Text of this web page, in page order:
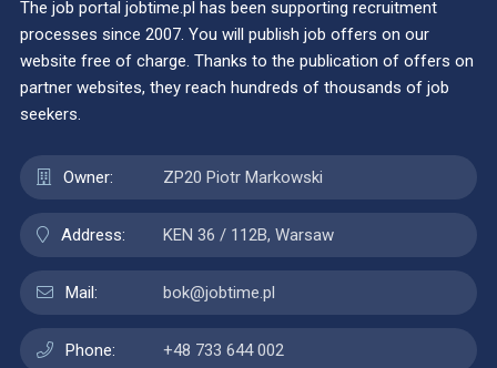
The job portal jobtime.pl has been supporting recruitment
processes since 2007. You will publish job offers on our
website free of charge. Thanks to the publication of offers on
partner websites, they reach hundreds of thousands of job
seekers.
Owner: ZP20 Piotr Markowski
Address: KEN 36 / 112B, Warsaw
Mail: bok@jobtime.pl
Phone: +48 733 644 002